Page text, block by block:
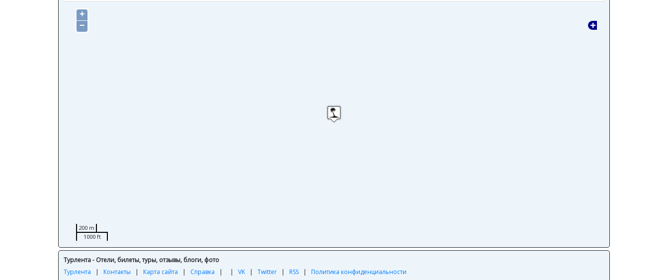
+
−
200 m
1000 ft
Турлента - Отели, билеты, туры, отзывы, блоги, фото
Турлента | Контакты | Карта сайта | Справка | | VK | Twitter | RSS | Политика конфиденциальности